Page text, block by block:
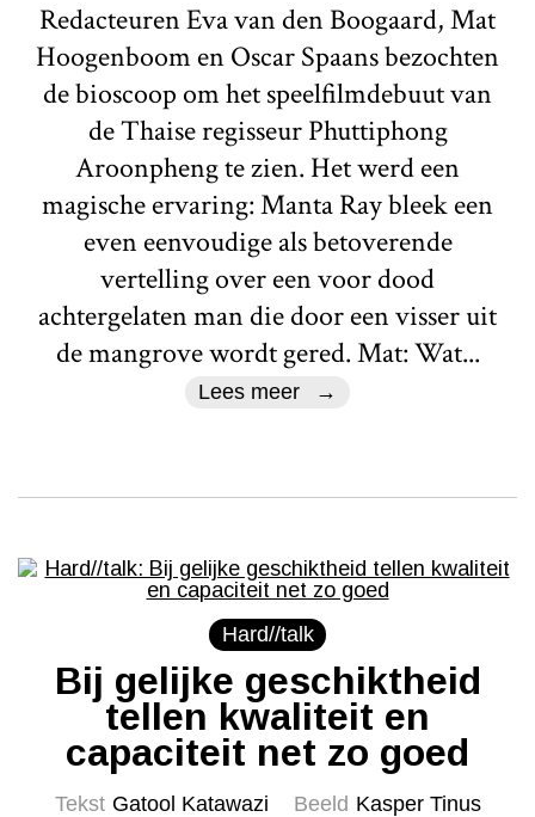
Redacteuren Eva van den Boogaard, Mat
Hoogenboom en Oscar Spaans bezochten
de bioscoop om het speelfilmdebuut van
de Thaise regisseur Phuttiphong
Aroonpheng te zien. Het werd een
magische ervaring: Manta Ray bleek een
even eenvoudige als betoverende
vertelling over een voor dood
achtergelaten man die door een visser uit
de mangrove wordt gered. Mat: Wat...
Lees meer
Hard//talk
Bij gelijke geschiktheid
tellen kwaliteit en
capaciteit net zo goed
Tekst Gatool Katawazi Beeld Kasper Tinus